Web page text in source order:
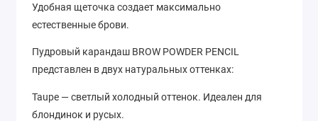
Удобная щеточка создает максимально
естественные брови.
Пудровый карандаш BROW POWDER PENCIL
представлен в двух натуральных оттенках:
Taupe — светлый холодный оттенок. Идеален для
блондинок и русых.